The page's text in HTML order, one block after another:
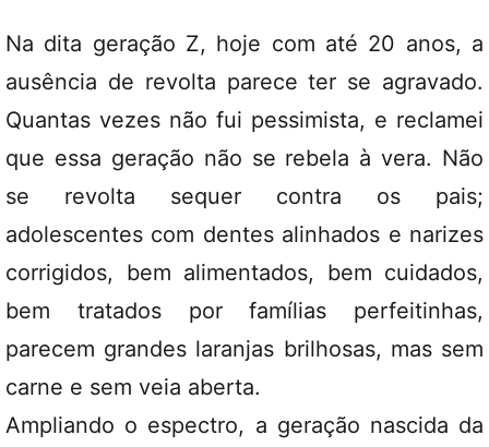
Na dita geração Z, hoje com até 20 anos, a
ausência de revolta parece ter se agravado.
Quantas vezes não fui pessimista, e reclamei
que essa geração não se rebela à vera. Não
se revolta sequer contra os pais;
adolescentes com dentes alinhados e narizes
corrigidos, bem alimentados, bem cuidados,
bem tratados por famílias perfeitinhas,
parecem grandes laranjas brilhosas, mas sem
carne e sem veia aberta.
Ampliando o espectro, a geração nascida da